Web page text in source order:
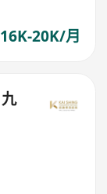
20K/月